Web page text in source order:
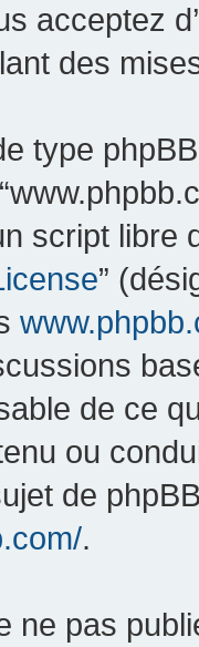
acceptez
des
type phpBB
script
”
de ce
ou
de
.
ne pas